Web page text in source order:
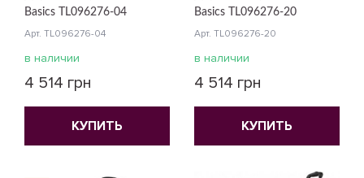
Basics TL096276-04
Арт. TL096276-04
в наличии
4 514 грн
КУПИТЬ
Basics TL096276-20
Арт. TL096276-20
в наличии
4 514 грн
КУПИТЬ